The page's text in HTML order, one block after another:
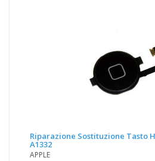
Riparazione Sostituzione Tasto
A1332
APPLE